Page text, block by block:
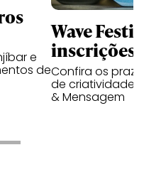
e
de
Wave
inscrições
Confira os
de criatividade
& Mensagem